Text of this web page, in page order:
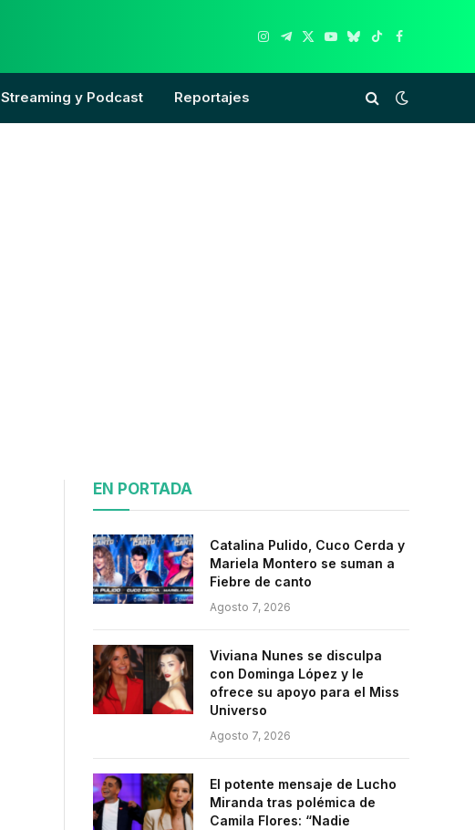
Instagram
Telegram
X
YouTube
Bluesky
TikTokFacebook
Streaming y Podcast Reportajes
EN PORTADA
Catalina Pulido, Cuco Cerda y
Mariela Montero se suman a
Fiebre de canto
Agosto 7, 2026
Viviana Nunes se disculpa
con Dominga López y le
ofrece su apoyo para el Miss
Universo
Agosto 7, 2026
El potente mensaje de Lucho
Miranda tras polémica de
Camila Flores: “Nadie